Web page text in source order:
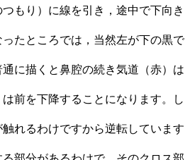
もり）に線を引き，途中で下向き
たところでは，当然左が下の黒で
に描くと鼻腔の続き気道（赤）は
前を下降することになります。し
れるわけですから逆転しています